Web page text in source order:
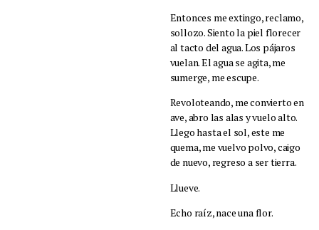
Entonces me extingo, reclamo,
sollozo. Siento la piel florecer
al tacto del agua. Los pájaros
vuelan. El agua se agita, me
sumerge, me escupe.
Revoloteando, me convierto en
ave, abro las alas y vuelo alto.
Llego hasta el sol, este me
quema, me vuelvo polvo, caigo
de nuevo, regreso a ser tierra.
Llueve.
Echo raíz, nace una flor.